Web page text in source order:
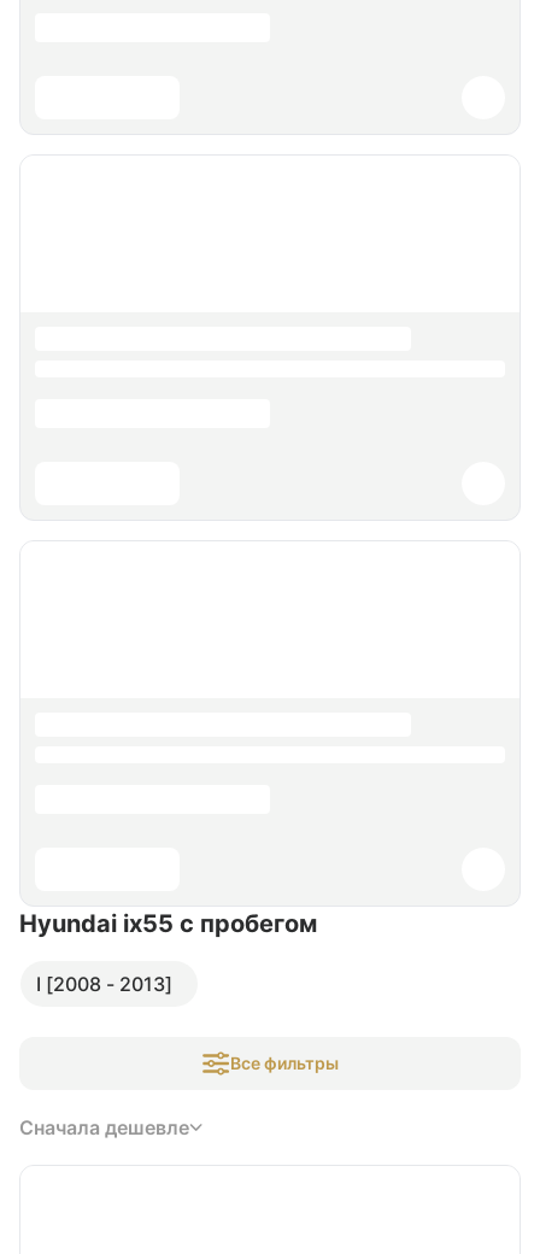
Hyundai ix55 с пробегом
I [2008 - 2013]
Все фильтры
Сначала дешевле